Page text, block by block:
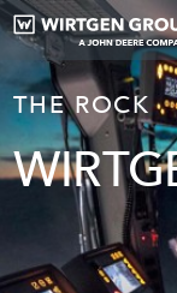
THE ROCK